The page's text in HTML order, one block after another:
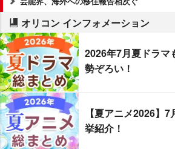
オリコン インフォメーション
2026年7月夏ドラマ
勢ぞろい！
【夏アニメ2026】
挙紹介！